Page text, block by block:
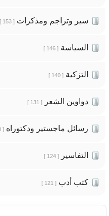
سير وتراجم ومذكرات[ 153 ]
السياسة[ 146 ]
التزكية[ 140 ]
دواوين الشعر[ 131 ]
رسائل ماجستير ودكتوراه[ 130 ]
التفاسير[ 124 ]
كتب أدب[ 121 ]